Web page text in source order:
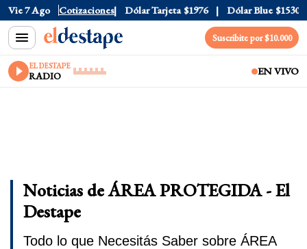
Vie 7 Ago Cotizaciones
Dólar Oficial $1520 Dólar Tarjeta $1976 Dólar Blue $1530
Suscribite por $10.000
EL DESTAPE
RADIO EN VIVO
Noticias de ÁREA PROTEGIDA - El
Destape
Todo lo que Necesitás Saber sobre ÁREA